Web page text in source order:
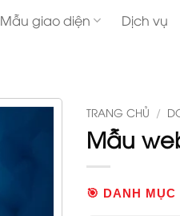
Mẫu giao diện Dịch vụ
TRANG CHỦ /
Mẫu
🎯 DANH